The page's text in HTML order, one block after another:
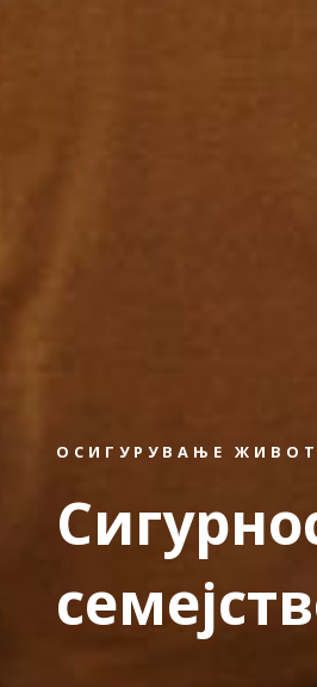
ОСИГУРУВАЊЕ ЖИВОТ